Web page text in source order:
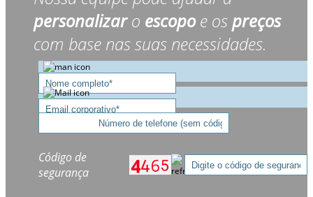
personalizaro escopoe ospreços
com base nas suas necessidades.
Código de
segurança